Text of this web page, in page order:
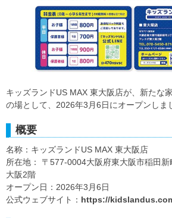
キッズランドUS MAX 東大阪店が、新たな
の場として、2026年3月6日にオープンしま
概要
名称：キッズランドUS MAX 東大阪店
所在地： 〒577-0004大阪府東大阪市稲田
大阪2階
オープン日：2026年3月6日
公式ウェブサイト： https://